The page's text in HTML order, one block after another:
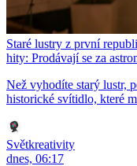
Staré lustry z první
hity: Prodávají se za
Než vyhodíte starý lustr,
historické svítidlo, které
Světkreativity
dnes, 06:17